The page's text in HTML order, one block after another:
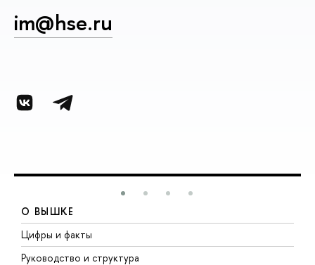
im@hse.ru
О ВЫШКЕ
Цифры и факты
Руководство и структура